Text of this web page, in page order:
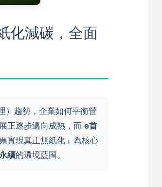
化減碳，全面
）趨勢，企業如何平衡營
正逐步邁向成熟，而e首
實現真正無紙化」為核心
續的環境藍圖。